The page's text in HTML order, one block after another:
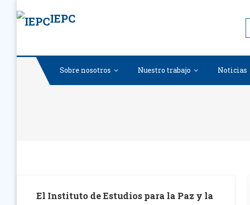
al
IEPC
Sobre nosotros Nuestro trabajo Noticias
El Instituto de Estudios para la Paz y la